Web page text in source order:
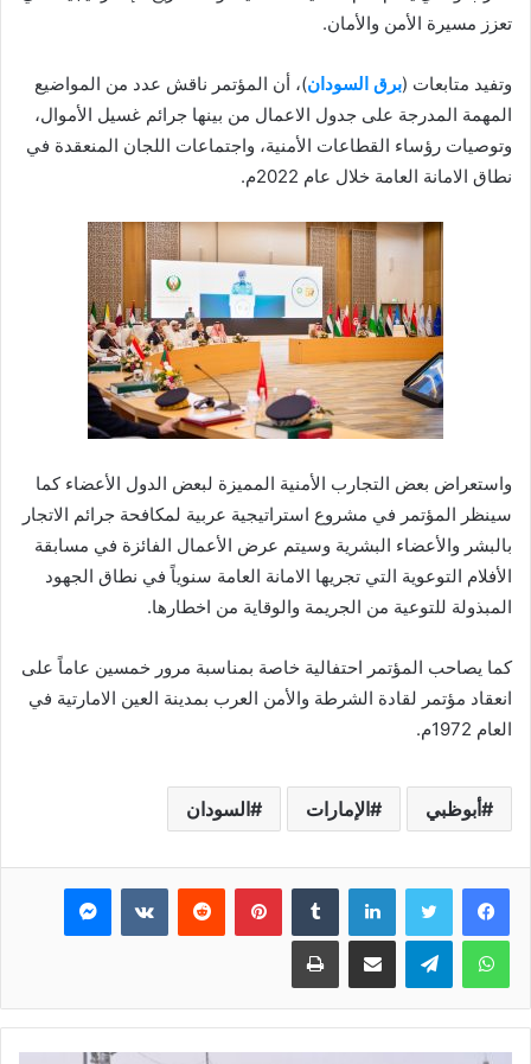
تعزز مسيرة الأمن والأمان.
وتفيد متابعات (برق السودان)، أن المؤتمر ناقش عدد من المواضيع
المهمة المدرجة على جدول الاعمال من بينها جرائم غسيل الأموال،
وتوصيات رؤساء القطاعات الأمنية، واجتماعات اللجان المنعقدة في
نطاق الامانة العامة خلال عام 2022م.
واستعراض بعض التجارب الأمنية المميزة لبعض الدول الأعضاء كما
سينظر المؤتمر في مشروع استراتيجية عربية لمكافحة جرائم الاتجار
بالبشر والأعضاء البشرية وسيتم عرض الأعمال الفائزة في مسابقة
الأفلام التوعوية التي تجريها الامانة العامة سنوياً في نطاق الجهود
المبذولة للتوعية من الجريمة والوقاية من اخطارها.
كما يصاحب المؤتمر احتفالية خاصة بمناسبة مرور خمسين عاماً على
انعقاد مؤتمر لقادة الشرطة والأمن العرب بمدينة العين الامارتية في
العام 1972م.
أبوظبي الإمارات السودان
فيسبوك تويتر لينكدإن بينتيريست ماسنجر
واتساب تيلقرام مشاركة عبر البريد طباعة